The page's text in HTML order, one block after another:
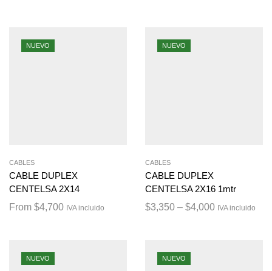
NUEVO
CABLES
CABLE DUPLEX
CENTELSA 2X14
From $4,700 IVA incluido
NUEVO
CABLES
CABLE DUPLEX
CENTELSA 2X16 1mtr
$3,350 – $4,000 IVA incluido
NUEVO NUEVO